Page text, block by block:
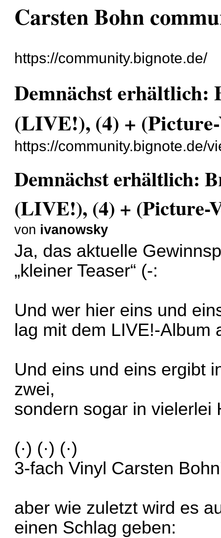
Carsten Bohn
https://community.bignote.de/
Demnächst erhältlich:
(LIVE!), (4) +
https://community.bignote.de/
Demnächst erhältlich:
(LIVE!), (4) + (Picture-
von ivanowsky
Ja, das aktuelle
„kleiner Teaser“ (-:
Und wer hier eins und
lag mit dem LIVE!-Album
Und eins und eins ergibt
zwei,
sondern sogar in vielerlei
(·) (·) (·)
3-fach Vinyl Carsten
aber wie zuletzt wird es
einen Schlag geben: